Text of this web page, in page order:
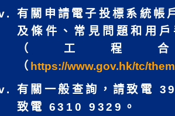
有關申請電子投標系統帳
及條件、常見問題和用
（工程
（ https://www.gov.hk/tc/
有關一般查詢，請致電
致電 6310 9329。